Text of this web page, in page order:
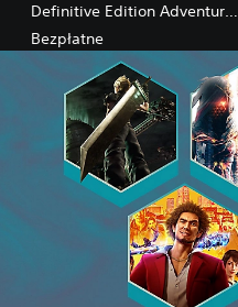
Definitive Edition Adventurer
Starter Pack
Bezpłatne